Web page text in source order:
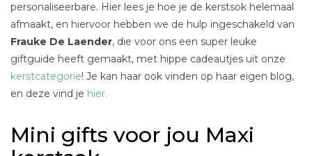
personaliseerbare. Hier lees je hoe je de kerstsok helemaal
afmaakt, en hiervoor hebben we de hulp ingeschakeld van
Frauke De Laender, die voor ons een super leuke
giftguide heeft gemaakt, met hippe cadeautjes uit onze
kerstcategorie! Je kan haar ook vinden op haar eigen blog,
en deze vind je hier.
Mini gifts voor jou Maxi